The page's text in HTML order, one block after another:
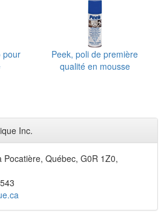
pour
Peek, poli de première
qualité en mousse
Inc.
Pocatière, Québec, G0R 1Z0,